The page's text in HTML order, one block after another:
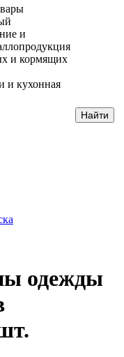
и
и кормящих
и кухонная
одежды